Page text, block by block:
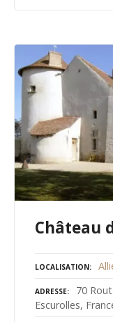
Château
LOCALISATION
ADRESSE
70
Escurolles,